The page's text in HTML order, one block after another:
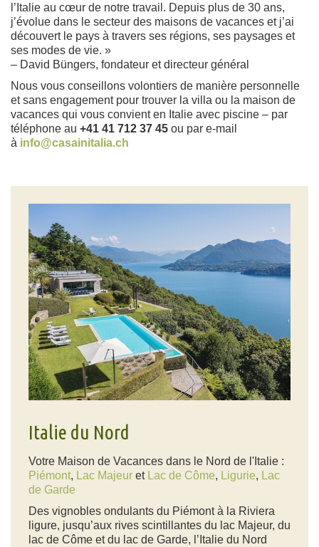
l’Italie au cœur de notre travail. Depuis plus de 30 ans,
j’évolue dans le secteur des maisons de vacances et j’ai
découvert le pays à travers ses régions, ses paysages et
ses modes de vie. »
– David Büngers, fondateur et directeur général
Nous vous conseillons volontiers de manière personnelle
et sans engagement pour trouver la villa ou la maison de
vacances qui vous convient en Italie avec piscine – par
téléphone au +41 41 712 37 45 ou par e-mail
à info@casainitalia.ch
Italie du Nord
Votre Maison de Vacances dans le Nord de l'Italie :
Piémont, Lac Majeur et Lac de Côme, Ligurie, Lac
de Garde
Des vignobles ondulants du Piémont à la Riviera
ligure, jusqu’aux rives scintillantes du lac Majeur, du
lac de Côme et du lac de Garde, l’Italie du Nord